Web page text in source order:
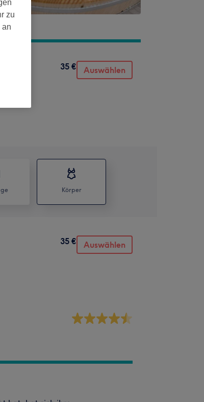
35 € Auswählen
Körper
35 € Auswählen
zu
an